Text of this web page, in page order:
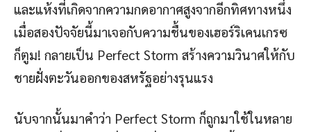
และแห้งที่เกิดจากความกดอากาศสูงจากอีกทิศทางหนึ่ง
เมื่อสองปัจจัยนี้มาเจอกับความชื้นของเฮอร์ริเคนเกรซ
ก็ตูม! กลายเป็น Perfect Storm สร้างความวินาศให้กับ
ชายฝั่งตะวันออกของสหรัฐอย่างรุนแรง
นับจากนั้นมาคำว่า Perfect Storm ก็ถูกมาใช้ในหลาย